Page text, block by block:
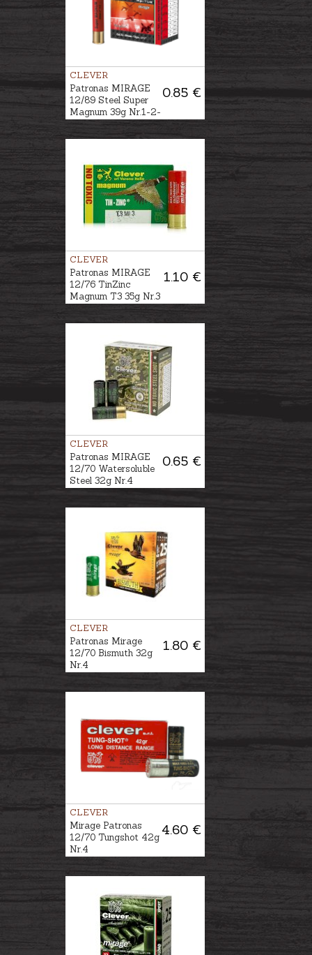
CLEVER
0.85 €
Patronas MIRAGE
12/89 Steel Super
Magnum 39g Nr.1-2-
CLEVER
1.10 €
Patronas MIRAGE
12/76 TinZinc
Magnum T3 35g Nr.3
CLEVER
0.65 €
Patronas MIRAGE
12/70 Watersoluble
Steel 32g Nr.4
CLEVER
1.80 €
Patronas Mirage
12/70 Bismuth 32g
Nr.4
CLEVER
4.60 €
Mirage Patronas
12/70 Tungshot 42g
Nr.4